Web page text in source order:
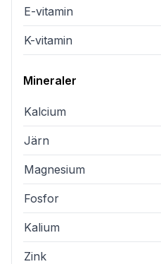
E-vitamin
K-vitamin
Mineraler
Kalcium
Järn
Magnesium
Fosfor
Kalium
Zink